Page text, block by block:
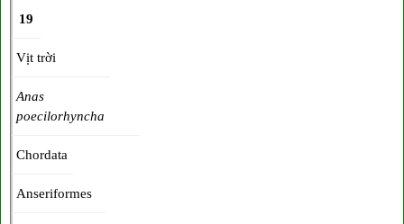
19
Vịt trời
Anas
poecilorhyncha
Chordata
Anseriformes